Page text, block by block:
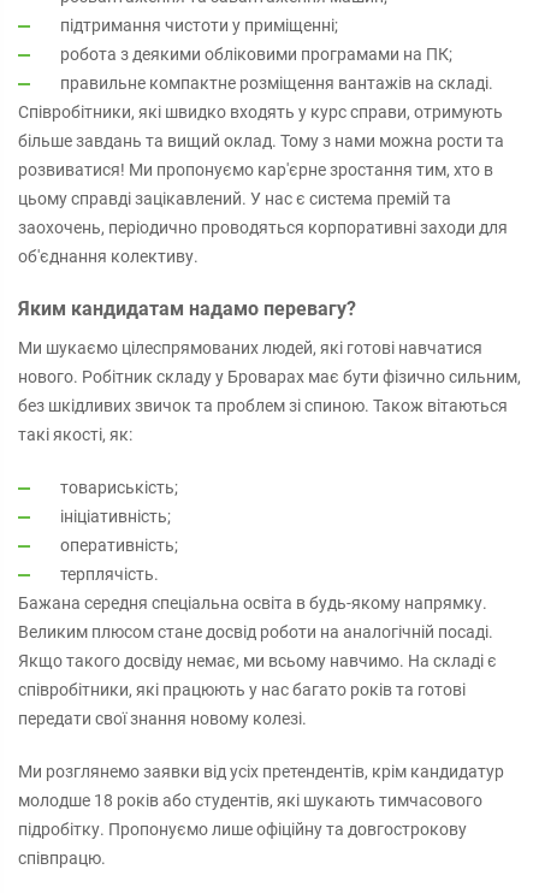
підтримання чистоти у приміщенні;
робота з деякими обліковими програмами на ПК;
правильне компактне розміщення вантажів на складі.
Співробітники, які швидко входять у курс справи, отримують
більше завдань та вищий оклад. Тому з нами можна рости та
розвиватися! Ми пропонуємо кар'єрне зростання тим, хто в
цьому справді зацікавлений. У нас є система премій та
заохочень, періодично проводяться корпоративні заходи для
об'єднання колективу.
Яким кандидатам надамо перевагу?
Ми шукаємо цілеспрямованих людей, які готові навчатися
нового. Робітник складу у Броварах має бути фізично сильним,
без шкідливих звичок та проблем зі спиною. Також вітаються
такі якості, як:
товариськість;
ініціативність;
оперативність;
терплячість.
Бажана середня спеціальна освіта в будь-якому напрямку.
Великим плюсом стане досвід роботи на аналогічній посаді.
Якщо такого досвіду немає, ми всьому навчимо. На складі є
співробітники, які працюють у нас багато років та готові
передати свої знання новому колезі.
Ми розглянемо заявки від усіх претендентів, крім кандидатур
молодше 18 років або студентів, які шукають тимчасового
підробітку. Пропонуємо лише офіційну та довгострокову
співпрацю.